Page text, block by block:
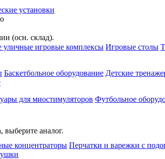
установки
уличные игровые комплексы Игровые столы
Баскетбольное оборудование Детские
для миостимуляторов Футбольное
концентраторы Перчатки и варежки с
(осн. склад).
выберите аналог.